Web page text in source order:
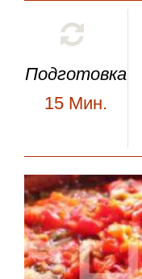
Подготовка
15 Мин.